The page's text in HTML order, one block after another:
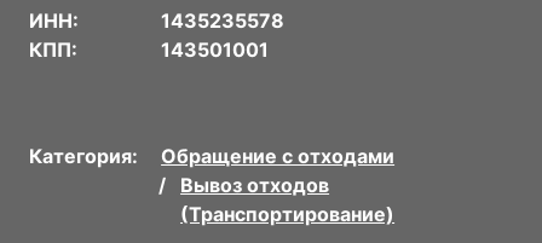
ИНН:
1435235578
КПП:
143501001
Категория:
Обращение с отходами
Вывоз отходов
(Транспортирование)